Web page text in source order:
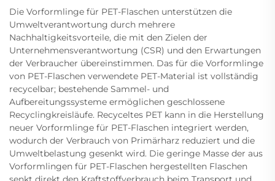
Die Vorformlinge für PET-Flaschen unterstützen die
Umweltverantwortung durch mehrere
Nachhaltigkeitsvorteile, die mit den Zielen der
Unternehmensverantwortung (CSR) und den Erwartungen
der Verbraucher übereinstimmen. Das für die Vorformlinge
von PET-Flaschen verwendete PET-Material ist vollständig
recycelbar; bestehende Sammel- und
Aufbereitungssysteme ermöglichen geschlossene
Recyclingkreisläufe. Recyceltes PET kann in die Herstellung
neuer Vorformlinge für PET-Flaschen integriert werden,
wodurch der Verbrauch von Primärharz reduziert und die
Umweltbelastung gesenkt wird. Die geringe Masse der aus
Vorformlingen für PET-Flaschen hergestellten Flaschen